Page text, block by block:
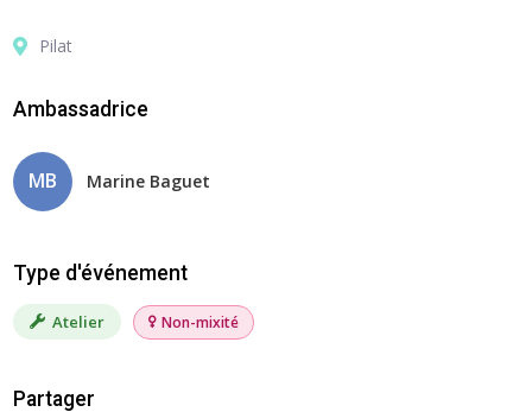
Pilat
Ambassadrice
MB Marine Baguet
Type d'événement
Atelier Non-mixité
Partager